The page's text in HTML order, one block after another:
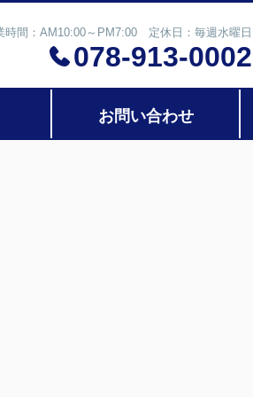
時間：AM10:00～PM7:00 定休日：毎週水曜日
078-913-0002
お問い合わせ